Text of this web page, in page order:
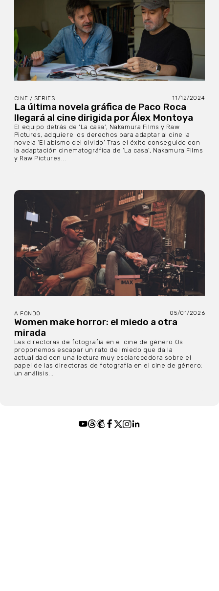
CINE / SERIES 11/12/2024
La última novela gráfica de Paco Roca
llegará al cine dirigida por Álex Montoya
El equipo detrás de ‘La casa’, Nakamura Films y Raw
Pictures, adquiere los derechos para adaptar al cine la
novela ‘El abismo del olvido’ Tras el éxito conseguido con
la adaptación cinematográfica de ‘La casa’, Nakamura Films
y Raw Pictures...
A FONDO 05/01/2026
Women make horror: el miedo a otra
mirada
Las directoras de fotografía en el cine de género Os
proponemos escapar un rato del miedo que da la
actualidad con una lectura muy esclarecedora sobre el
papel de las directoras de fotografía en el cine de género:
un análisis...